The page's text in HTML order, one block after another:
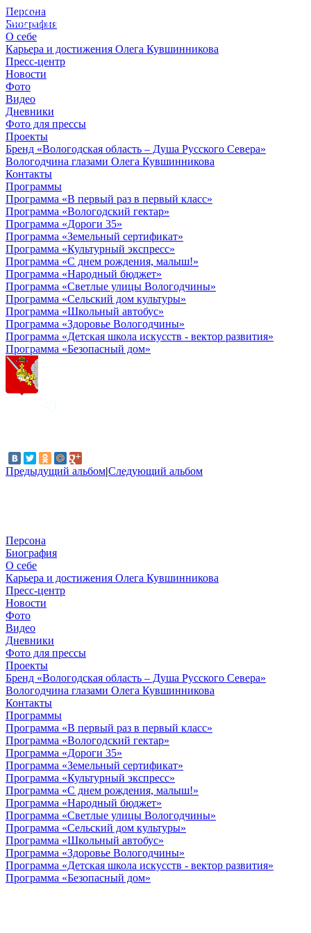
Персона
Биография
О себе
Карьера и достижения Олега Кувшинникова
Пресс-центр
Новости
Фото
Видео
Дневники
Фото для прессы
Проекты
Бренд «Вологодская область – Душа Русского Севера»
Вологодчина глазами Олега Кувшинникова
Контакты
Программы
Программа «В первый раз в первый класс»
Программа «Вологодский гектар»
Программа «Дороги 35»
Программа «Земельный сертификат»
Программа «Культурный экспресс»
Программа «С днем рождения, малыш!»
Программа «Народный бюджет»
Программа «Светлые улицы Вологодчины»
Программа «Сельский дом культуры»
Программа «Школьный автобус»
Программа «Здоровье Вологодчины»
Программа «Детская школа искусств - вектор развития»
Программа «Безопасный дом»
Предыдущий альбом|Следующий альбом
© 2012 - 2023,
КУВШИННИКОВ О.А.
Персона
Биография
О себе
Карьера и достижения Олега Кувшинникова
Пресс-центр
Новости
Фото
Видео
Дневники
Фото для прессы
Проекты
Бренд «Вологодская область – Душа Русского Севера»
Вологодчина глазами Олега Кувшинникова
Контакты
Программы
Программа «В первый раз в первый класс»
Программа «Вологодский гектар»
Программа «Дороги 35»
Программа «Земельный сертификат»
Программа «Культурный экспресс»
Программа «С днем рождения, малыш!»
Программа «Народный бюджет»
Программа «Светлые улицы Вологодчины»
Программа «Сельский дом культуры»
Программа «Школьный автобус»
Программа «Здоровье Вологодчины»
Программа «Детская школа искусств - вектор развития»
Программа «Безопасный дом»